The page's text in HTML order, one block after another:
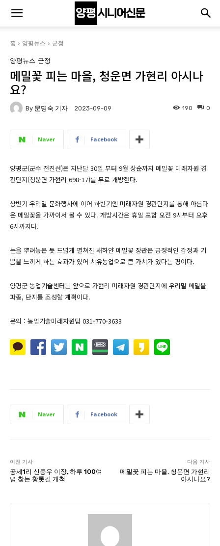
홈 양평뉴스 군정
양평뉴스 군정
메밀꽃 피는 마을, 청운면 가현리 아시나
요?
By 문명숙 기자 2023-09-09 0
190
Naver Facebook
양평군(군수 전진선)은 지난달 30일 부터 9월 상순까지 메밀꽃 미래자원 경
관단지(청운면 가현리 698-17)를 무료 개방한다.
상반기 우리밀 문화행사에 이어 하반기엔 미래자원 경관단지를 통해 아름다
운 메밀꽃을 가까이서 볼 수 있다. 개방시간은 휴일 포함 오전 9시부터 오후
6시까지다.
눈을 뿌려놓은 듯 드넓게 펼쳐진 새하얀 메밀꽃 장관은 긍정적인 감정과 기
쁨을 느끼게 하는 효과가 있어 치유농업으로 큰 가치가 있다는 평이다.
양평군 농업기술센터는 앞으로 가현리 미래자원 경관단지에 우리밀 메밀을
파종, 단지를 조성할 계획이다.
문의 : 농업기술미래자원팀 031-770-3633
Naver Facebook
이전 기사
공세1리 신종우 이장, 하루 100여
명 찾는 황톳길 개척
다음 기사
메밀꽃 피는 마을, 청운면 가현리
아시나요?